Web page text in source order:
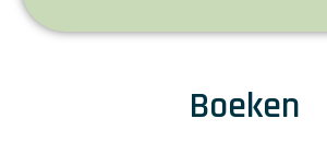
Boeken